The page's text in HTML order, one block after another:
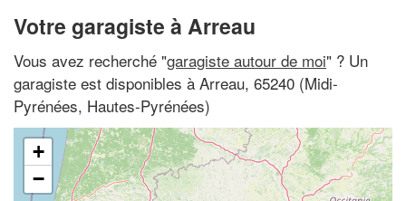
Votre garagiste à Arreau
Vous avez recherché "garagiste autour de moi" ? Un
garagiste est disponibles à Arreau, 65240 (Midi-
Pyrénées, Hautes-Pyrénées)
+
−